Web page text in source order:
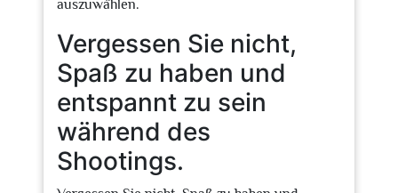
auszuwählen.
Vergessen Sie nicht,
Spaß zu haben und
entspannt zu sein
während des
Shootings.